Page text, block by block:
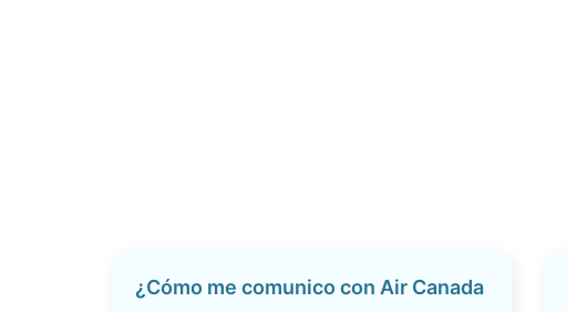
¿Cómo me comunico con Air Canada